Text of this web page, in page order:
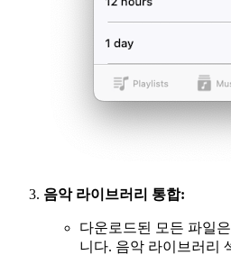
음악 라이브러리 통합:
다운로드된 모든 파일
니다. 음악 라이브러리